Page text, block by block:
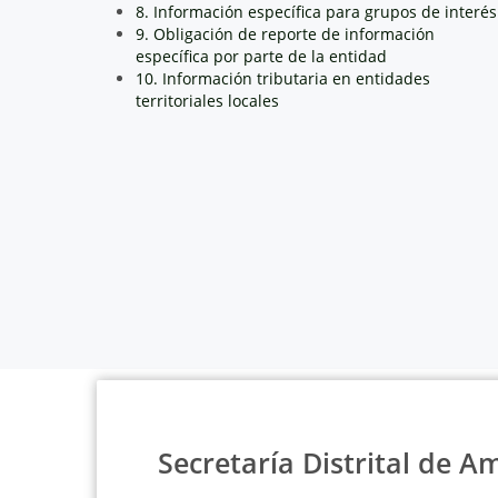
8. Información específica para grupos de interés
9. Obligación de reporte de información
específica por parte de la entidad
10. Información tributaria en entidades
territoriales locales
Secretaría Distrital de